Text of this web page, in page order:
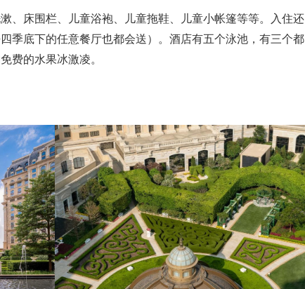
、床围栏、儿童浴袍、儿童拖鞋、儿童小帐篷等等。入住还
季底下的任意餐厅也都会送）。酒店有五个泳池，有三个都
费的水果冰激凌。